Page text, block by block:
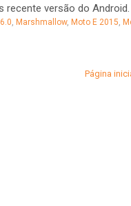
recente versão do
, Marshmallow, Moto E 2015,
Página